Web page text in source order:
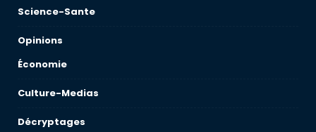
Science-Sante
Opinions
Économie
Culture-Medias
Décryptages